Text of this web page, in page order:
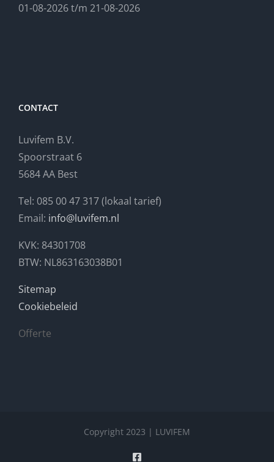
01-08-2026 t/m 21-08-2026
CONTACT
Luvifem B.V.
Spoorstraat 6
5684 AA Best
Tel: 085 00 47 317 (lokaal tarief)
Email: info@luvifem.nl
KVK: 84301708
BTW: NL863163038B01
Sitemap
Cookiebeleid
Offerte
Copyright 2023 | LUVIFEM
Facebook